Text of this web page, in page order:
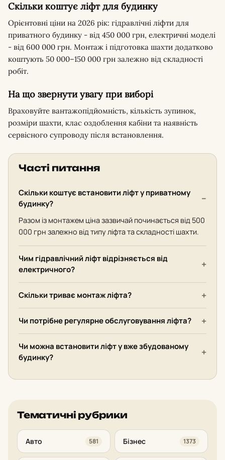
Скільки коштує ліфт для будинку
Орієнтовні ціни на 2026 рік: гідравлічні ліфти для
приватного будинку - від 450 000 грн, електричні моделі
- від 600 000 грн. Монтаж і підготовка шахти додатково
коштують 50 000–150 000 грн залежно від складності
робіт.
На що звернути увагу при виборі
Враховуйте вантажопідйомність, кількість зупинок,
розміри шахти, клас оздоблення кабіни та наявність
сервісного супроводу після встановлення.
Часті питання
Скільки коштує встановити ліфт у приватному
будинку?
Разом із монтажем ціна зазвичай починається від 500
000 грн залежно від типу ліфта та складності шахти.
Чим гідравлічний ліфт відрізняється від
електричного?
Скільки триває монтаж ліфта?
Чи потрібне регулярне обслуговування ліфта?
Чи можна встановити ліфт у вже збудованому
будинку?
Тематичні рубрики
Авто 581 Бізнес 1373